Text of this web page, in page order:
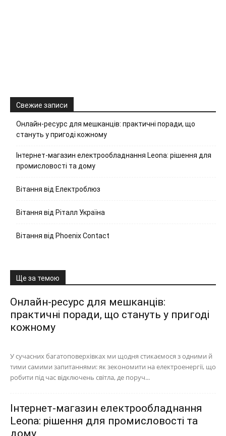
Свежие записи
Онлайн-ресурс для мешканців: практичні поради, що
стануть у пригоді кожному
Інтернет-магазин електрообладнання Leona: рішення для
промисловості та дому
Вітання від Електроблюз
Вітання від Ріталл Україна
Вітання від Phoenix Contact
Ще за темою
Онлайн-ресурс для мешканців:
практичні поради, що стануть у пригоді
кожному
У сучасних багатоповерхівках ми щодня стикаємося з одними й
тими самими запитаннями: як зекономити на електроенергії, що
робити під час відключень світла, де поруч...
Інтернет-магазин електрообладнання
Leona: рішення для промисловості та
дому